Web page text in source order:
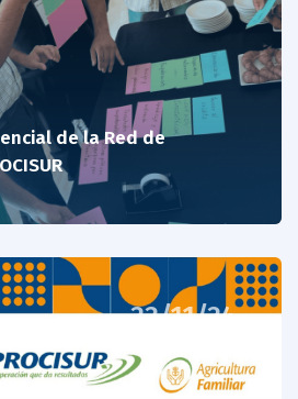
de la Red de
22/11/24